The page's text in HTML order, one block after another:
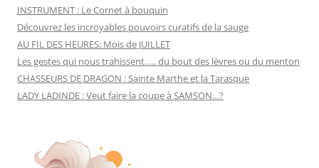
INSTRUMENT : Le Cornet à bouquin
Découvrez les incroyables pouvoirs curatifs de la sauge
AU FIL DES HEURES: Mois de JUILLET
Les gestes qui nous trahissent….. du bout des lèvres ou du menton
CHASSEURS DE DRAGON : Sainte Marthe et la Tarasque
LADY LADINDE : Veut faire la coupe à SAMSON…?